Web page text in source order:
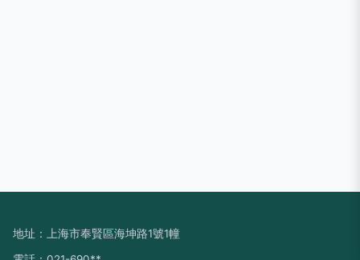
地址：上海市奉賢區海坤路1號1幢